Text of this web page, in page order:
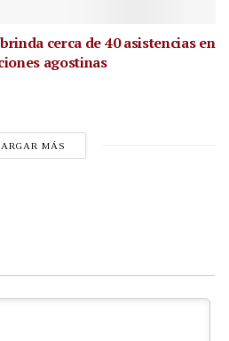
cerca de 40 asistencias en
agostinas
MÁS